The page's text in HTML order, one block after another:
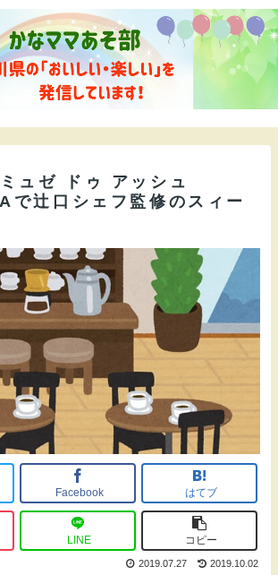
ュゼ ドゥ アッシュ
で辻口シェフ監修のスィー
Facebook はてブ
LINE コピー
2019.10.02
2019.07.27